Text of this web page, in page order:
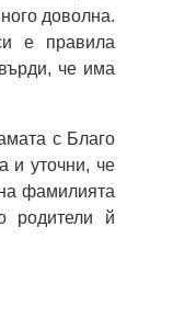
доволна.
е правила
че има
с Благо
и уточни, че
фамилията
родители й